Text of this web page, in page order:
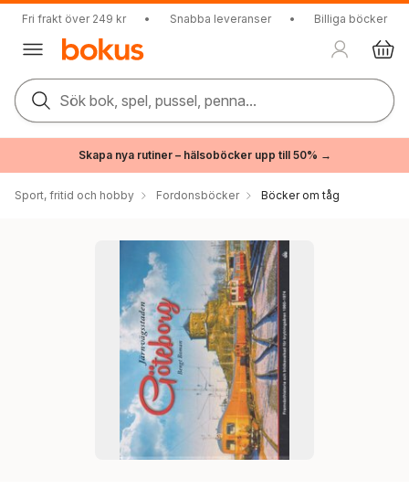
Fri frakt över 249 kr • Snabba leveranser • Billiga böcker
Sök bok, spel, pussel, penna...
Skapa nya rutiner – hälsoböcker upp till 50% →
Sport, fritid och hobby Fordonsböcker Böcker om tåg